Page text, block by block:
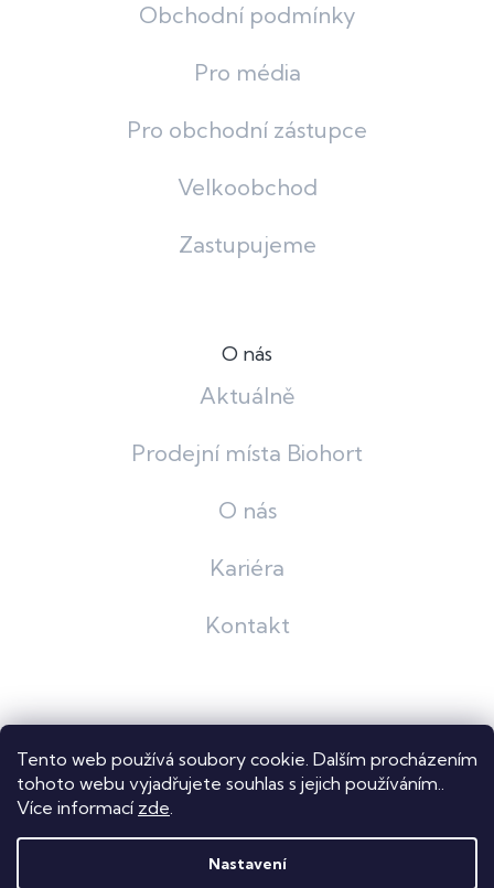
Tento web používá soubory cookie. Dalším procházením
tohoto webu vyjadřujete souhlas s jejich používáním..
Více informací zde.
Nastavení
Obchodní podmínky
Pro média
Pro obchodní zástupce
Velkoobchod
Zastupujeme
O nás
Aktuálně
Prodejní místa Biohort
O nás
Kariéra
Kontakt
Shoptet
Copyright 2026Dastech s.r.o.. Všechna práva vyhrazena.
Upravit nastavení cookies